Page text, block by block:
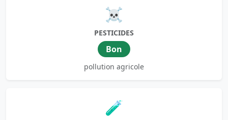
☠️
PESTICIDES
Bon
pollution agricole
🧪